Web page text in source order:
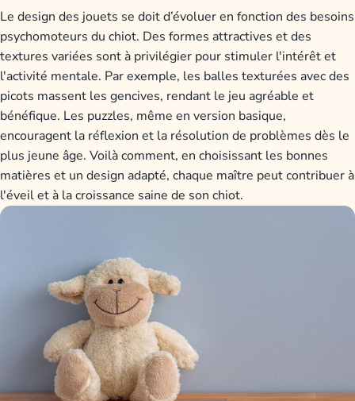
Le design des jouets se doit d’évoluer en fonction des besoins
psychomoteurs du chiot. Des formes attractives et des
textures variées sont à privilégier pour stimuler l'intérêt et
l'activité mentale. Par exemple, les balles texturées avec des
picots massent les gencives, rendant le jeu agréable et
bénéfique. Les puzzles, même en version basique,
encouragent la réflexion et la résolution de problèmes dès le
plus jeune âge. Voilà comment, en choisissant les bonnes
matières et un design adapté, chaque maître peut contribuer à
l'éveil et à la croissance saine de son chiot.